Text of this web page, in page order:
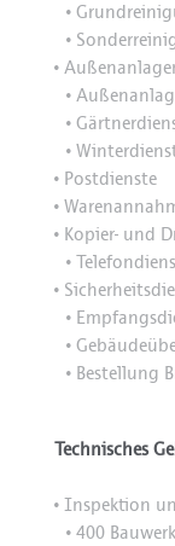
•
•
•
•
•
•
•Postdienste
•
•Kopier- und
•
•
•
•
•Bestellung
Technisches
•Inspektion
•400